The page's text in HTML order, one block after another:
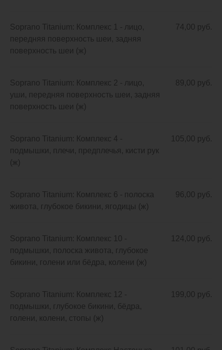
Soprano Titanium: Комплекс 1 - лицо,
передняя поверхность шеи, задняя
поверхность шеи (ж)
74,00 руб.
Soprano Titanium: Комплекс 2 - лицо,
уши, передняя поверхность шеи, задняя
поверхность шеи (ж)
89,00 руб.
Soprano Titanium: Комплекс 4 -
подмышки, плечи, предплечья, кисти рук
(ж)
105,00 руб.
Soprano Titanium: Комплекс 6 - полоска
живота, глубокое бикини, ягодицы (ж)
96,00 руб.
Soprano Titanium: Комплекс 10 -
подмышки, полоска живота, глубокое
бикини, голени или бёдра, колени (ж)
124,00 руб.
Soprano Titanium: Комплекс 12 -
подмышки, глубокое бикини, бёдра,
голени, колени, стопы (ж)
199,00 руб.